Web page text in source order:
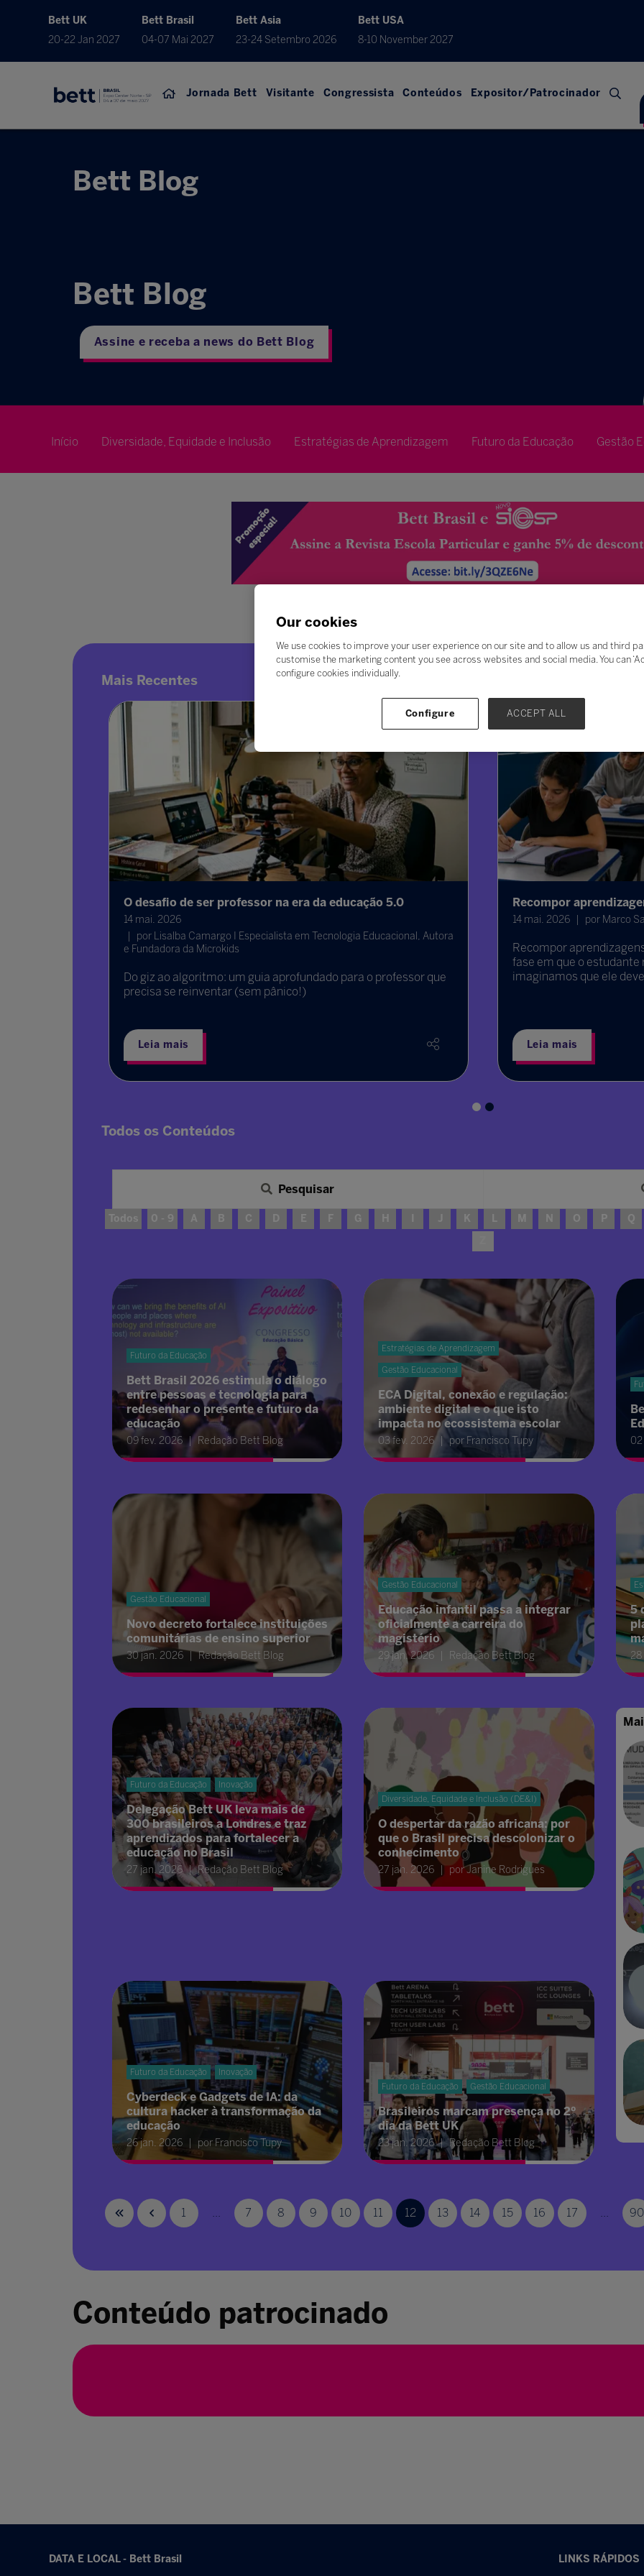
Bett UK
20-22 Jan 2027
Bett Brasil
04-07 Mai 2027
Bett Asia
23-24 Setembro 2026
Bett USA
8-10 November 2027
Jornada Bett Visitante Congressista Conteúdos Expositor/Patrocinador
Bett Blog
Bett Blog
Assine e receba a news do Bett Blog
Início Diversidade, Equidade e Inclusão Estratégias de Aprendizagem Futuro da Educação Gestão
Mais Recentes
O desafio de ser professor na era da educação 5.0
14 mai. 2026
por Lisalba Camargo I Especialista em Tecnologia Educacional, Autora
e Fundadora da Microkids
Do giz ao algoritmo: um guia aprofundado para o professor que
precisa se reinventar (sem pânico!)
Leia mais
Recompor aprendizagens
14 mai. 2026 por Marco Saliba,
Recompor aprendizagens é
fase em que o estudante
imaginamos que ele deveria
Leia mais
Todos os Conteúdos
Pesquisar
Todos 0 - 9 A B C D E F G H J K L M N O P Q
Futuro da Educação
Bett Brasil 2026 estimula o diálogo
entre pessoas e tecnologia para
redesenhar o presente e futuro da
educação
09 fev. 2026 Redação Bett Blog
Estratégias de Aprendizagem
Gestão Educacional
ECA Digital, conexão e regulação:
ambiente digital e o que isto
impacta no ecossistema escolar
03 fev. 2026 por Francisco Tupy
Gestão Educacional
Novo decreto fortalece instituições
comunitárias de ensino superior
30 jan. 2026 Redação Bett Blog
Gestão Educacional
Educação infantil passa a integrar
oficialmente a carreira do
magistério
29 jan. 2026 Redação Bett Blog
5
28
Futuro da Educação Inovação
Delegação Bett UK leva mais de
300 brasileiros a Londres e traz
aprendizados para fortalecer a
educação no Brasil
27 jan. 2026 Redação Bett Blog
Diversidade, Equidade e Inclusão (DE&I)
O despertar da razão africana: por
que o Brasil precisa descolonizar o
conhecimento
27 jan. 2026 por Janine Rodrigues
Futuro da Educação Inovação
Cyberdeck e Gadgets de IA: da
cultura hacker à transformação da
educação
26 jan. 2026 por Francisco Tupy
Futuro da Educação Gestão Educacional
Brasileiros marcam presença no 2º
dia da Bett UK
23 jan. 2026 Redação Bett Blog
1 ... 7 8 9 10 11 12 13 14 15 16 17 ... 90
Conteúdo patrocinado
DATA E LOCAL - Bett Brasil LINKS RÁPIDOS
Our cookies
We use cookies to improve your user experience on our site and to allow us and third
customise the marketing content you see across websites and social media. You can
configure cookies individually.
Configure ACCEPT ALL